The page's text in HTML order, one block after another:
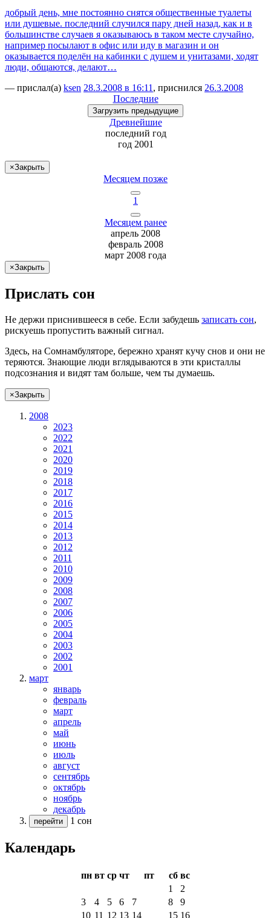
добрый день, мне постоянно снятся общественные туалеты
или душевые. последний случился пару дней назад, как и в
большинстве случаев я оказываюсь в таком месте случайно,
например посылают в офис или иду в магазин и он
оказывается поделён на кабинки с душем и унитазами, ходят
люди, общаются, делают…
— прислал(а) ksen 28.3.2008 в 16:11 , приснился 26.3.2008
Последние
Загрузить предыдущие
Древнейшие
последний год
год 2001
×Закрыть
Месяцем позже
1
Месяцем ранее
апрель 2008
февраль 2008
март 2008 года
×Закрыть
Прислать сон
Не держи приснившееся в себе. Если забудешь записать сон,
рискуешь пропустить важный сигнал.
Здесь, на Сомнамбуляторе, бережно хранят кучу снов и они не
теряются. Знающие люди вглядываются в эти кристаллы
подсознания и видят там больше, чем ты думаешь.
×Закрыть
2008
2023
2022
2021
2020
2019
2018
2017
2016
2015
2014
2013
2012
2011
2010
2009
2008
2007
2006
2005
2004
2003
2002
2001
март
январь
февраль
март
апрель
май
июнь
июль
август
сентябрь
октябрь
ноябрь
декабрь
перейти 1 сон
Календарь
пн вт ср чт пт сб вс
1
2
3
4 5 6 7 8
9
10 11 12 13 14 15 16